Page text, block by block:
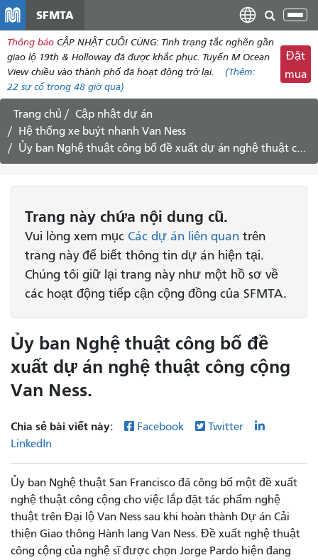
dung
SFMTA
Thông báo CẬP NHẬT CUỐI CÙNG: Tình trạng tắc nghẽn gần
giao lộ 19th & Holloway đã được khắc phục. Tuyến M Ocean
View chiều vào thành phố đã hoạt động trở lại.
(Thêm:
22 sự cố trong 48 giờ qua)
Đặt
mua
Trang chủ
Cập nhật dự án
Hệ thống xe buýt nhanh Van Ness
Ủy ban Nghệ thuật công bố đề xuất dự án nghệ thuật công cộng Van Ness.
Trang này chứa nội dung cũ.
Vui lòng xem mục Các dự án liên quan trên
trang này để biết thông tin dự án hiện tại.
Chúng tôi giữ lại trang này như một hồ sơ về
các hoạt động tiếp cận cộng đồng của SFMTA.
Ủy ban Nghệ thuật công bố đề
xuất dự án nghệ thuật công cộng
Van Ness.
Chia sẻ bài viết này: Facebook
Twitter
LinkedIn
Ủy ban Nghệ thuật San Francisco đã công bố một đề xuất
nghệ thuật công cộng cho việc lắp đặt tác phẩm nghệ
thuật trên Đại lộ Van Ness sau khi hoàn thành Dự án Cải
thiện Giao thông Hành lang Van Ness. Đề xuất nghệ thuật
công cộng của nghệ sĩ được chọn Jorge Pardo hiện đang